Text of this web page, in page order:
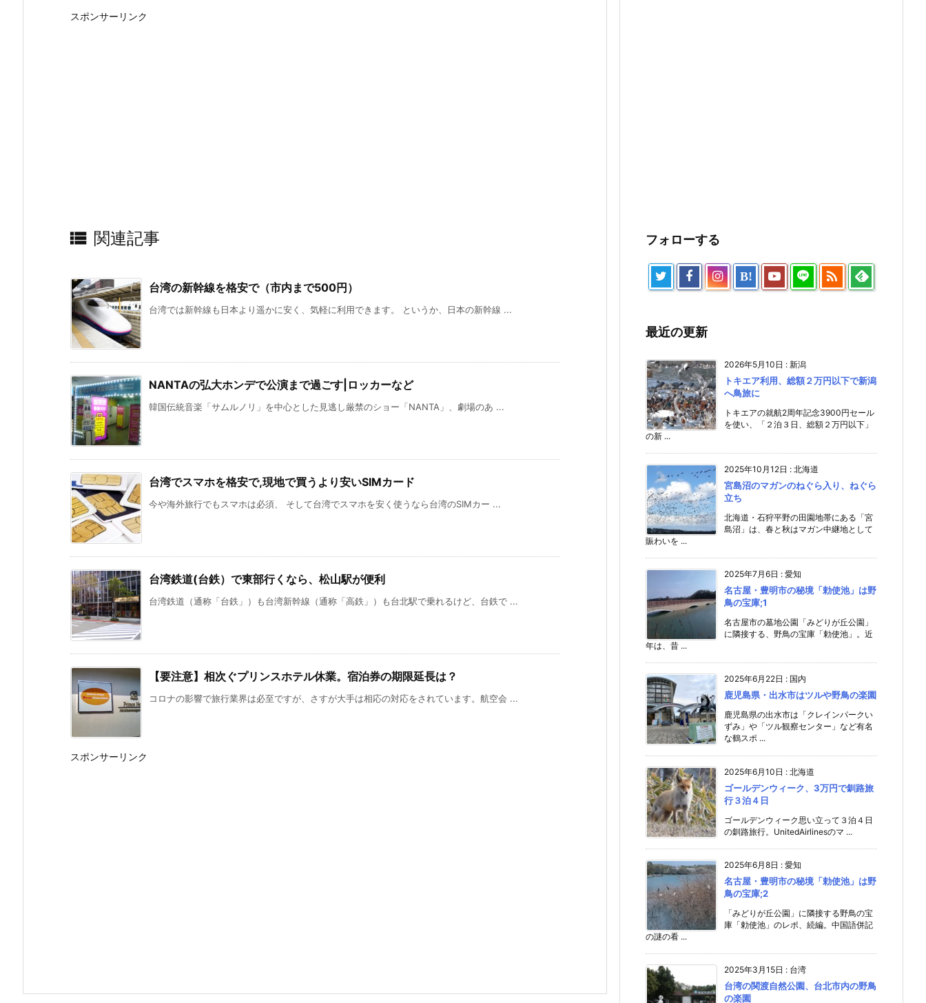
スポンサーリンク
 関連記事
台湾の新幹線を格安で（市内まで500円）
台湾では新幹線も日本より遥かに安く、気軽に利用できます。 というか、日本の新幹線 ...
NANTAの弘大ホンデで公演まで過ごす|ロッカーなど
韓国伝統音楽「サムルノリ」を中心とした見逃し厳禁のショー「NANTA」、劇場のあ ...
台湾でスマホを格安で,現地で買うより安いSIMカード
今や海外旅行でもスマホは必須、 そして台湾でスマホを安く使うなら台湾のSIMカー ...
台湾鉄道(台鉄）で東部行くなら、松山駅が便利
台湾鉄道（通称「台鉄」）も台湾新幹線（通称「高鉄」）も台北駅で乗れるけど、台鉄で ...
【要注意】相次ぐプリンスホテル休業。宿泊券の期限延長は？
コロナの影響で旅行業界は必至ですが、さすが大手は相応の対応をされています。航空会 ...
スポンサーリンク
フォローする
B! 
最近の更新
2026年5月10日 : 新潟
トキエア利用、総額２万円以下で新潟
へ鳥旅に
トキエアの就航2周年記念3900円セール
を使い、「２泊３日、総額２万円以下」
の新 ...
2025年10月12日 : 北海道
宮島沼のマガンのねぐら入り、ねぐら
立ち
北海道・石狩平野の田園地帯にある「宮
島沼」は、春と秋はマガン中継地として
賑わいを ...
2025年7月6日 : 愛知
名古屋・豊明市の秘境「勅使池」は野
鳥の宝庫;1
名古屋市の墓地公園「みどりが丘公園」
に隣接する、野鳥の宝庫「勅使池」。近
年は、昔 ...
2025年6月22日 : 国内
鹿児島県・出水市はツルや野鳥の楽園
鹿児島県の出水市は「クレインパークい
ずみ」や「ツル観察センター」など有名
な鶴スポ ...
2025年6月10日 : 北海道
ゴールデンウィーク、3万円で釧路旅
行３泊４日
ゴールデンウィーク思い立って３泊４日
の釧路旅行。UnitedAirlinesのマ ...
2025年6月8日 : 愛知
名古屋・豊明市の秘境「勅使池」は野
鳥の宝庫;2
「みどりが丘公園」に隣接する野鳥の宝
庫「勅使池」のレポ、続編。中国語併記
の謎の看 ...
2025年3月15日 : 台湾
台湾の関渡自然公園、台北市内の野鳥
の楽園